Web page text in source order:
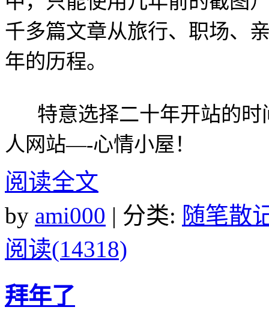
千多篇文章从旅行、职场、
年的历程。
特意选择二十年开站的时
人网站—-心情小屋！
阅读全文
by ami000 | 分类: 随笔散
阅读(14318)
拜年了